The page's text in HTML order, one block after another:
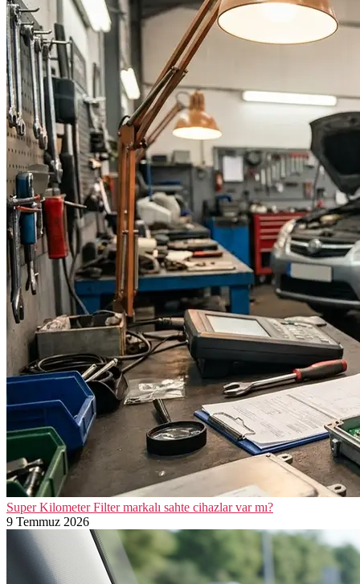
Super Kilometer Filter markalı sahte cihazlar var mı?
9 Temmuz 2026